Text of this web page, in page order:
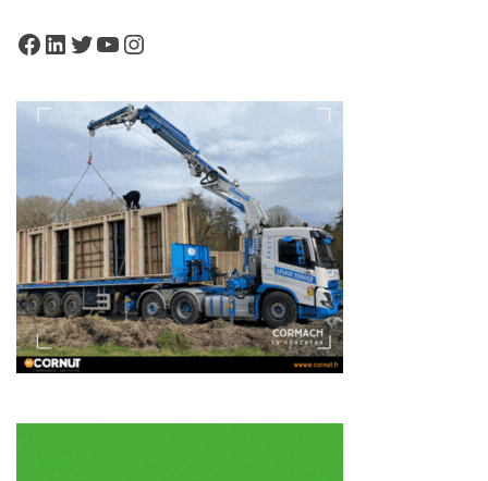
Facebook
LinkedIn
Twitter
YouTube
Instagram